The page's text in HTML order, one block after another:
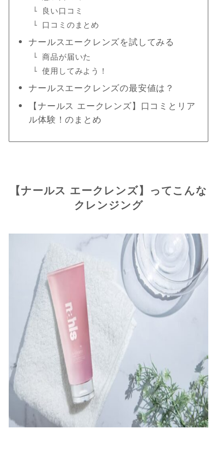
良い口コミ
口コミのまとめ
ナールスエークレンズを試してみる
商品が届いた
使用してみよう！
ナールスエークレンズの最安値は？
【ナールス エークレンズ】口コミとリア
ル体験！のまとめ
【ナールス エークレンズ】ってこんな
クレンジング